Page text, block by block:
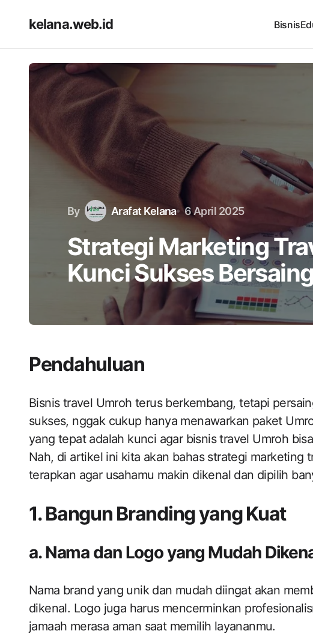
kelana.web.id Bisnis
By Arafat Kelana 6 April 2025
Strategi Marketing
Kunci Sukses
Pendahuluan
Bisnis travel Umroh terus berkembang, tetapi
sukses, nggak cukup hanya menawarkan paket
yang tepat adalah kunci agar bisnis travel Umroh
Nah, di artikel ini kita akan bahas strategi marketing
terapkan agar usahamu makin dikenal dan dipilih
1. Bangun Branding yang Kuat
a. Nama dan Logo yang Mudah
Nama brand yang unik dan mudah diingat akan
dikenal. Logo juga harus mencerminkan
jamaah merasa aman saat memilih layananmu.